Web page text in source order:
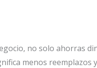
no solo ahorras
menos reemplazos